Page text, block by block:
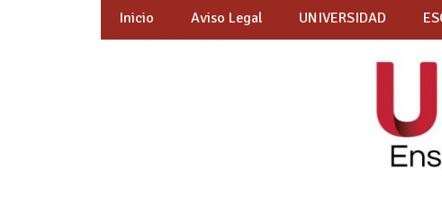
Inicio Aviso Legal UNIVERSIDAD